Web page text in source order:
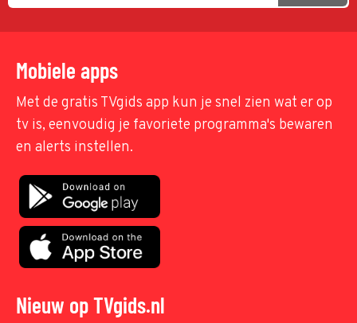
Mobiele apps
Met de gratis TVgids app kun je snel zien wat er op
tv is, eenvoudig je favoriete programma's bewaren
en alerts instellen.
Nieuw op TVgids.nl